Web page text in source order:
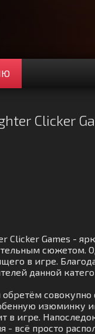
Clicker
Clicker Games -
сюжетом.
в игре.
данной
совокупно
изюминку
в игре.
- всё просто